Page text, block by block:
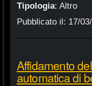
Tipologia: Altro
Pubblicato il: 17/
Affidamento
automatica di